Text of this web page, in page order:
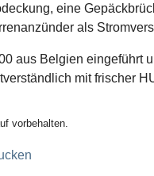
eine
als
aus Belgien eingeführt
mit frischer
vorbehalten.